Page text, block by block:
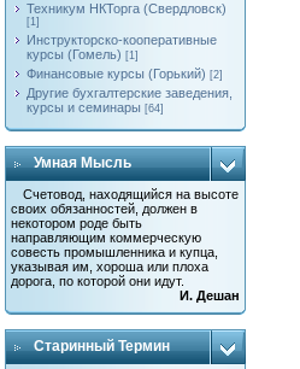
Техникум НКТорга (Свердловск)
[1]
Инструкторско-кооперативные
курсы (Гомель) [1]
Финансовые курсы (Горький) [2]
Другие бухгалтерские заведения,
курсы и семинары [64]
Умная Мысль
Счетовод, находящийся на высоте
своих обязанностей, должен в
некотором роде быть
направляющим коммерческую
совесть промышленника и купца,
указывая им, хороша или плоха
дорога, по которой они идут.
И. Дешан
Старинный Термин